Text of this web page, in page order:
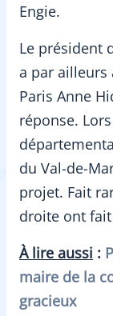
Engie.
Le président
a par ailleurs
Paris Anne
réponse.
du Val-de-
projet. Fait
droite ont
À lire aussi :
maire de la
gracieux